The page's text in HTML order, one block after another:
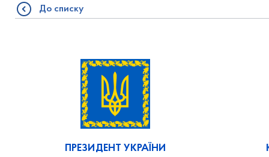
До списку
ПРЕЗИДЕНТ УКРАЇНИ